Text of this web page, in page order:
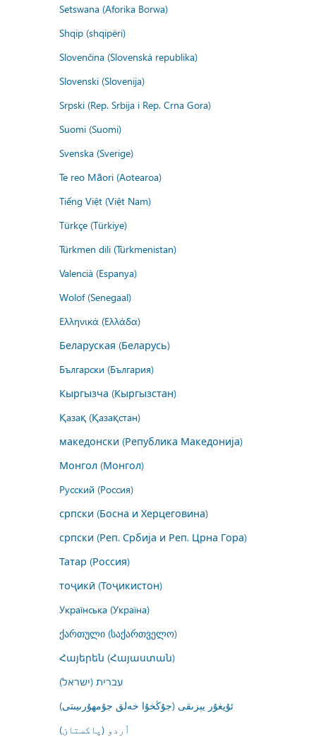
Setswana (Aforika Borwa)
Shqip (shqipëri)
Slovenčina (Slovenská republika)
Slovenski (Slovenija)
Srpski (Rep. Srbija i Rep. Crna Gora)
Suomi (Suomi)
Svenska (Sverige)
Te reo Māori (Aotearoa)
Tiếng Việt (Việt Nam)
Türkçe (Türkiye)
Türkmen dili (Türkmenistan)
Valencià (Espanya)
Wolof (Senegaal)
Ελληνικά (Ελλάδα)
Беларуская (Беларусь)
Български (България)
Кыргызча (Кыргызстан)
Қазақ (Қазақстан)
македонски (Република Македонија)
Монгол (Монгол)
Русский (Россия)
српски (Босна и Херцеговина)
српски (Реп. Србија и Реп. Црна Гора)
Татар (Россия)
тоҷикӣ (Тоҷикистон)
Українська (Україна)
ქართული (საქართველო)
Հայերեն (Հայաստան)
עברית (ישראל)
ئۇيغۇر يېزىقى (جۇڭخۇا خەلق جۇمھۇرىيىتى)
اُردو (پاکستان)